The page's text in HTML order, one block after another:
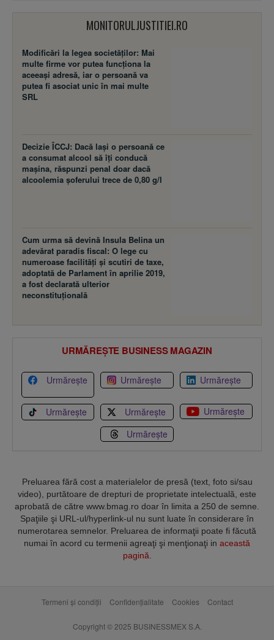
MONITORULJUSTITIEI.RO
Modificări la legea societăţilor: Mai
multe firme vor putea funcţiona la
aceeaşi adresă, iar o persoană va
putea fi asociat unic în mai multe
SRL
Decizie ÎCCJ: Dacă laşi o persoană ce
a consumat alcool să îţi conducă
maşina, răspunzi penal doar dacă
alcoolemia şoferului trece de 0,80 g/l
Cum urma să devină Insula Belina un
adevărat paradis fiscal: O lege cu
numeroase facilităţi şi scutiri de taxe,
adoptată de Parlament în aprilie 2019,
a fost declarată ulterior
neconstituţională
URMĂREȘTE BUSINESS MAGAZIN
Urmărește Urmărește Urmărește
Urmărește Urmărește
Urmărește
Urmărește
Preluarea fără cost a materialelor de presă (text, foto si/sau
video), purtătoare de drepturi de proprietate intelectuală, este
aprobată de către www.bmag.ro doar în limita a 250 de semne.
Spaţiile şi URL-ul/hyperlink-ul nu sunt luate în considerare în
numerotarea semnelor. Preluarea de informaţii poate fi făcută
numai în acord cu termenii agreaţi şi menţionaţi in această
pagină
Termeni și condiții Confidențialitate Cookies Contact
Copyright © 2025 BUSINESSMEX S.A.